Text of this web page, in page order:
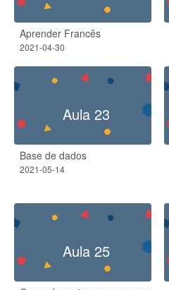
Aprender Francês
2021-04-30
Aula 23
Base de dados
2021-05-14
Aula 25